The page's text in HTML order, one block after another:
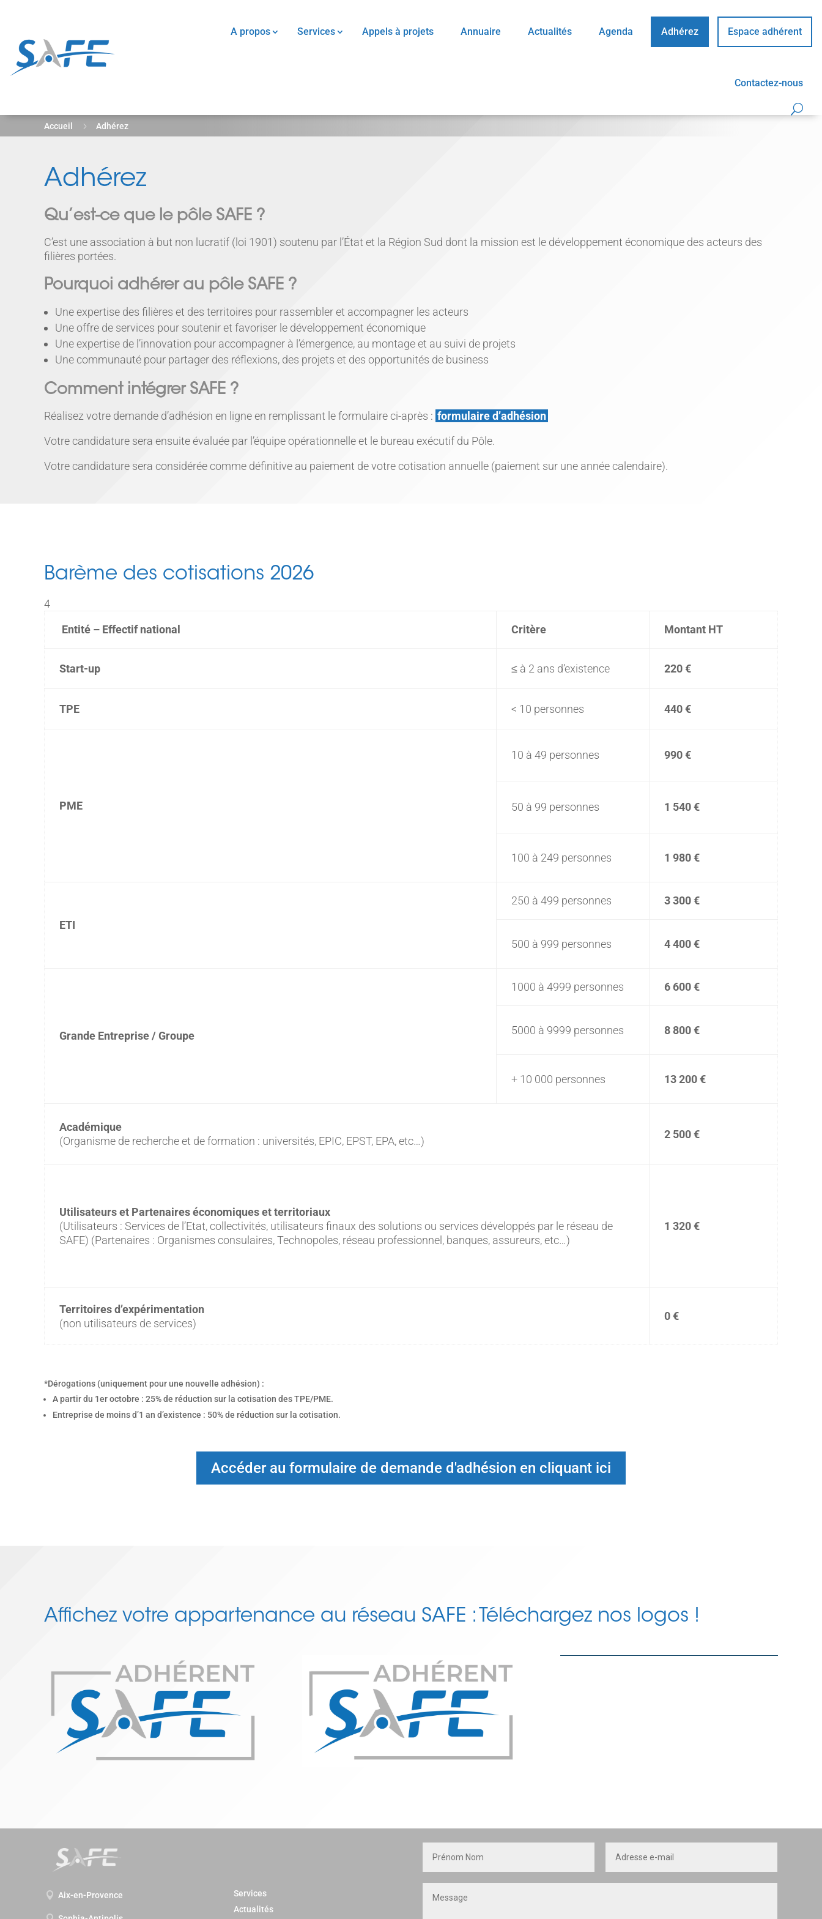
A propos Services Appels à projets Annuaire Actualités Agenda Adhérez Espace adhérent
Contactez-nous
Accueil 5 Adhérez
Adhérez
Qu’est-ce que le pôle SAFE ?
C’est une association à but non lucratif (loi 1901) soutenu par l’État et la Région Sud dont la mission est le développement économique des acteurs des
filières portées.
Pourquoi adhérer au pôle SAFE ?
Une expertise des filières et des territoires pour rassembler et accompagner les acteurs
Une offre de services pour soutenir et favoriser le développement économique
Une expertise de l’innovation pour accompagner à l’émergence, au montage et au suivi de projets
Une communauté pour partager des réflexions, des projets et des opportunités de business
Comment intégrer SAFE ?
Réalisez votre demande d’adhésion en ligne en remplissant le formulaire ci-après : formulaire d’adhésion
Votre candidature sera ensuite évaluée par l’équipe opérationnelle et le bureau exécutif du Pôle.
Votre candidature sera considérée comme définitive au paiement de votre cotisation annuelle (paiement sur une année calendaire).
Barème des cotisations 2026
4
Entité – Effectif national
Critère Montant HT
Start-up ≤ à 2 ans d’existence 220 €
TPE < 10 personnes 440 €
PME
10 à 49 personnes 990 €
50 à 99 personnes 1 540 €
100 à 249 personnes 1 980 €
ETI
250 à 499 personnes 3 300 €
500 à 999 personnes 4 400 €
Grande Entreprise / Groupe
1000 à 4999 personnes 6 600 €
5000 à 9999 personnes 8 800 €
+ 10 000 personnes 13 200 €
Académique
(Organisme de recherche et de formation : universités, EPIC, EPST, EPA, etc…)
2 500 €
Utilisateurs et Partenaires économiques et territoriaux
(Utilisateurs : Services de l’Etat, collectivités, utilisateurs finaux des solutions ou services développés par le réseau de
SAFE) (Partenaires : Organismes consulaires, Technopoles, réseau professionnel, banques, assureurs, etc…)
1 320 €
Territoires d’expérimentation
(non utilisateurs de services)
0 €
*Dérogations (uniquement pour une nouvelle adhésion) :
A partir du 1er octobre : 25% de réduction sur la cotisation des TPE/PME.
Entreprise de moins d’1 an d’existence : 50% de réduction sur la cotisation.
Accéder au formulaire de demande d'adhésion en cliquant ici
Affichez votre appartenance au réseau SAFE : Téléchargez nos logos !
 Aix-en-Provence
Services
Actualités